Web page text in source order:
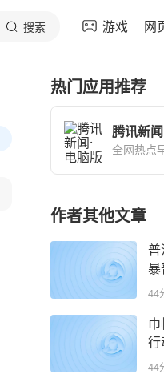
搜索 游戏 网
热门应用推荐
腾讯新
全网热点
作者其他文章
普
暴
44
行
44